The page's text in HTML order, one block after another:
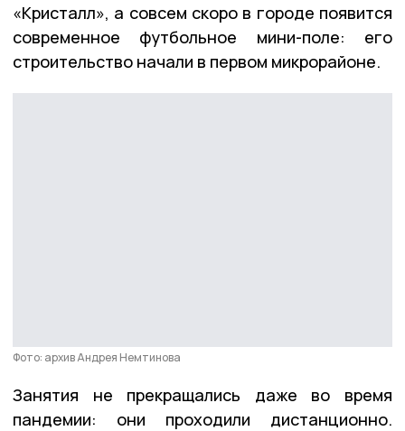
«Кристалл», а совсем скоро в городе появится
современное футбольное мини-поле: его
строительство начали в первом микрорайоне.
Фото: архив Андрея Немтинова
Занятия не прекращались даже во время
пандемии: они проходили дистанционно.